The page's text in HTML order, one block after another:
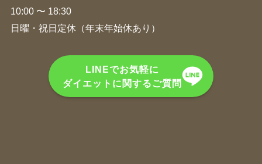
10:00 〜 18:30
日曜・祝日定休（年末年始休あり）
LINEでお気軽に
ダイエットに関するご質問